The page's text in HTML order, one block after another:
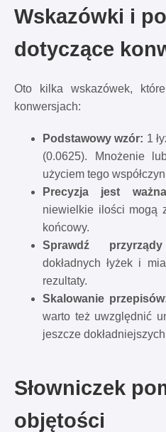
Wskazówki i
dotyczące
Oto kilka wskazówek,
konwersjach:
Podstawowy wzór: 1
(0.0625). Mnożenie
użyciem tego
Precyzja jest
niewielkie ilości mogą
końcowy.
Sprawdź
dokładnych łyżek i
rezultaty.
Skalowanie
warto też uwzględnić
jeszcze
Słowniczek
objętości